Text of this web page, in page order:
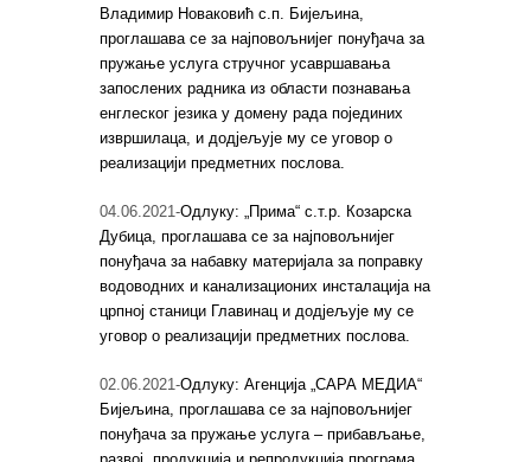
Владимир Новаковић с.п. Бијељина,
проглашава се за најповољнијег понуђача за
пружање услуга стручног усавршавања
запослених радника из области познавања
енглеског језика у домену рада појединих
извршилаца, и додјељује му се уговор о
реализацији предметних послова.
04.06.2021-Одлуку: „Прима“ с.т.р. Козарска
Дубица, проглашава се за најповољнијег
понуђача за набавку материјала за поправку
водоводних и канализационих инсталација на
црпној станици Главинац и додјељује му се
уговор о реализацији предметних послова.
02.06.2021-Одлуку: Агенција „САРА МЕДИА“
Бијељина, проглашава се за најповољнијег
понуђача за пружање услуга – прибављање,